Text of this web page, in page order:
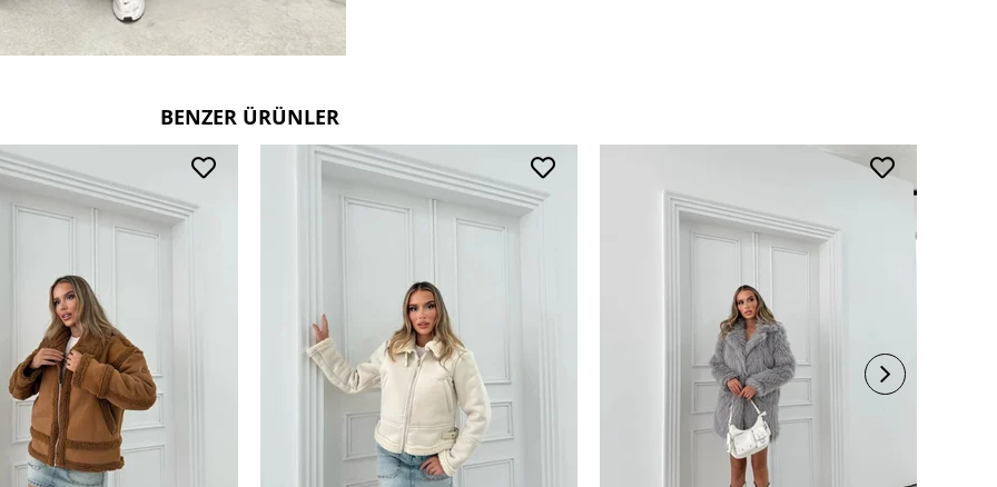
Deri ve süet ürünleri makinede yıkamayınız, kuru temizleme
tercih ediniz.
BENZER ÜRÜNLER